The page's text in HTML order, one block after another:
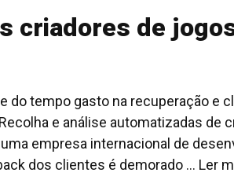
criadores de
do tempo gasto na recuperação e
e análise automatizadas de
empresa internacional de
dos clientes é demorado ... Ler